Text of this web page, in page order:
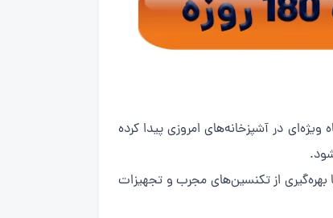
در آشپزخانه‌های امروزی پیدا کرده
از تکنسین‌های مجرب و تجهیزات